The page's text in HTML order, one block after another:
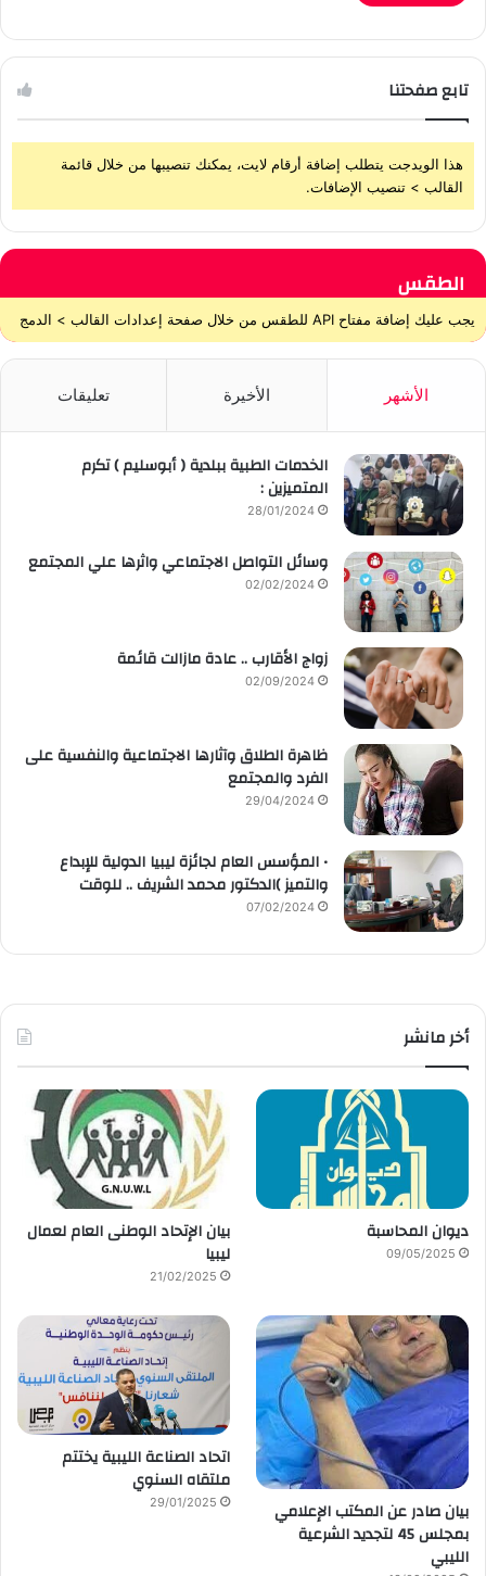
تابع صفحتنا
هذا الويدجت يتطلب إضافة أرقام لايت، يمكنك تنصيبها من خلال قائمة
القالب > تنصيب الإضافات.
الطقس
يجب عليك إضافة مفتاح API للطقس من خلال صفحة إعدادات القالب > الدمج
الأشهر الأخيرة تعليقات
الخدمات الطبية ببلدية ( أبوسليم ) تكرم
المتميزين :
28/01/2024
وسائل التواصل الاجتماعي واثرها علي المجتمع
02/02/2024
زواج الأقارب .. عادة مازالت قائمة
02/09/2024
ظاهرة الطلاق وآثارها الاجتماعية والنفسية على
الفرد والمجتمع
29/04/2024
• المؤسس العام لجائزة ليبيا الدولية للإبداع
والتميز )الدكتور محمد الشريف .. للوقت
07/02/2024
أخر مانشر
ديوان المحاسبة
09/05/2025
بيان الإتحاد الوطنى العام لعمال
ليبيا
21/02/2025
بيان صادر عن المكتب الإعلامي
بمجلس 45 لتجديد الشرعية
الليبي
اتحاد الصناعة الليبية يختتم
ملتقاه السنوي
29/01/2025